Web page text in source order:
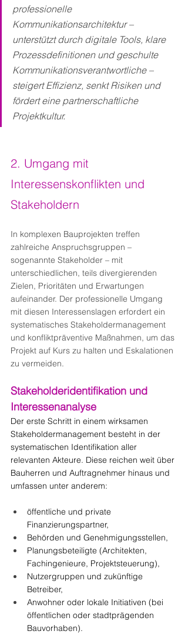
professionelle
Kommunikationsarchitektur –
unterstützt durch digitale Tools, klare
Prozessdefinitionen und geschulte
Kommunikationsverantwortliche –
steigert Effizienz, senkt Risiken und
fördert eine partnerschaftliche
Projektkultur.
2. Umgang mit
Interessenskonflikten und
Stakeholdern
In komplexen Bauprojekten treffen
zahlreiche Anspruchsgruppen –
sogenannte Stakeholder – mit
unterschiedlichen, teils divergierenden
Zielen, Prioritäten und Erwartungen
aufeinander. Der professionelle Umgang
mit diesen Interessenslagen erfordert ein
systematisches Stakeholdermanagement
und konfliktpräventive Maßnahmen, um das
Projekt auf Kurs zu halten und Eskalationen
zu vermeiden.
Stakeholderidentifikation und
Interessenanalyse
Der erste Schritt in einem wirksamen
Stakeholdermanagement besteht in der
systematischen Identifikation aller
relevanten Akteure. Diese reichen weit über
Bauherren und Auftragnehmer hinaus und
umfassen unter anderem:
öffentliche und private
Finanzierungspartner,
Behörden und Genehmigungsstellen,
Planungsbeteiligte (Architekten,
Fachingenieure, Projektsteuerung),
Nutzergruppen und zukünftige
Betreiber,
Anwohner oder lokale Initiativen (bei
öffentlichen oder stadtprägenden
Bauvorhaben).